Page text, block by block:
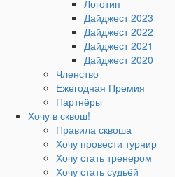
Логотип
Дайджест 2023
Дайджест 2022
Дайджест 2021
Дайджест 2020
Членство
Ежегодная Премия
Партнёры
Хочу в сквош!
Правила сквоша
Хочу провести турнир
Хочу стать тренером
Хочу стать судьёй